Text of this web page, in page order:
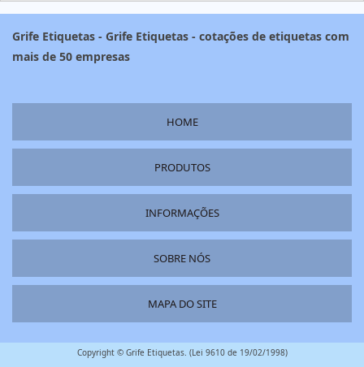
Grife Etiquetas - Grife Etiquetas - cotações de etiquetas com
mais de 50 empresas
HOME
PRODUTOS
INFORMAÇÕES
SOBRE NÓS
MAPA DO SITE
Copyright © Grife Etiquetas. (Lei 9610 de 19/02/1998)